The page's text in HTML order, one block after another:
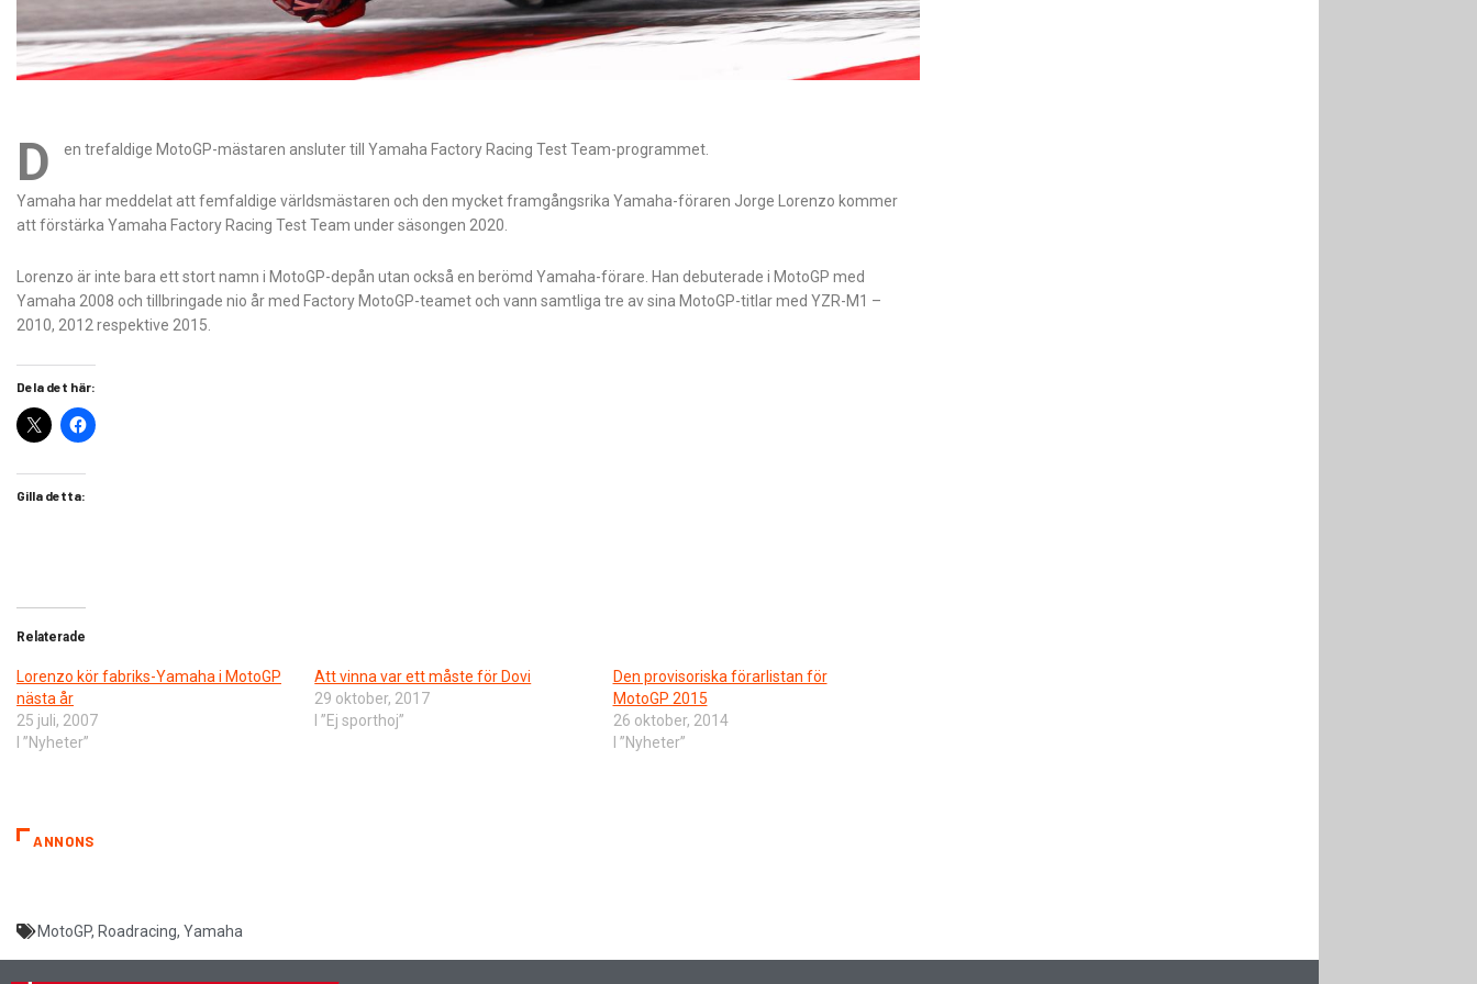
D en trefaldige MotoGP-mästaren ansluter till Yamaha Factory Racing Test Team-programmet.
Yamaha har meddelat att femfaldige världsmästaren och den mycket framgångsrika Yamaha-föraren Jorge Lorenzo kommer
att förstärka Yamaha Factory Racing Test Team under säsongen 2020.
Lorenzo är inte bara ett stort namn i MotoGP-depån utan också en berömd Yamaha-förare. Han debuterade i MotoGP med
Yamaha 2008 och tillbringade nio år med Factory MotoGP-teamet och vann samtliga tre av sina MotoGP-titlar med YZR-M1 –
2010, 2012 respektive 2015.
Dela det här:
Gilla detta:
Relaterade
Lorenzo kör fabriks-Yamaha i MotoGP
nästa år
25 juli, 2007
I ”Nyheter”
Att vinna var ett måste för Dovi
29 oktober, 2017
I ”Ej sporthoj”
Den provisoriska förarlistan för
MotoGP 2015
26 oktober, 2014
I ”Nyheter”
ANNONS
MotoGP, Roadracing, Yamaha